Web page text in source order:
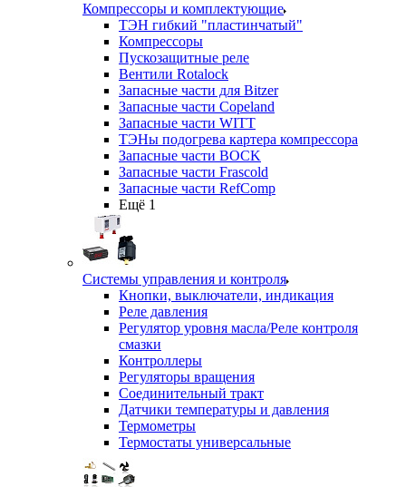
Компрессоры и комплектующие
ТЭН гибкий "пластинчатый"
Компрессоры
Пускозащитные реле
Вентили Rotalock
Запасные части для Bitzer
Запасные части Copeland
Запасные части WITT
ТЭНы подогрева картера компрессора
Запасные части BOCK
Запасные части Frascold
Запасные части RefComp
Ещё 1
Системы управления и контроля
Кнопки, выключатели, индикация
Реле давления
Регулятор уровня масла/Реле контроля
смазки
Контроллеры
Регуляторы вращения
Соединительный тракт
Датчики температуры и давления
Термометры
Термостаты универсальные